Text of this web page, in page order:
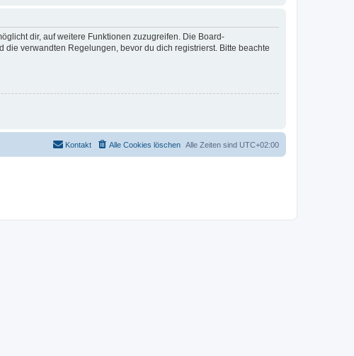
dir, auf weitere Funktionen zuzugreifen. Die Board-
verwandten Regelungen, bevor du dich registrierst. Bitte beachte
Alle Zeiten sind UTC+02:00
Alle Cookies löschen
Kontakt